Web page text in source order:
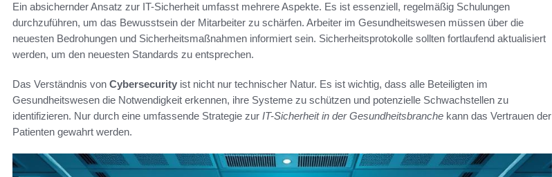
Ein absichernder Ansatz zur IT-Sicherheit umfasst mehrere Aspekte. Es ist essenziell, regelmäßig Schulungen
durchzuführen, um das Bewusstsein der Mitarbeiter zu schärfen. Arbeiter im Gesundheitswesen müssen über die
neuesten Bedrohungen und Sicherheitsmaßnahmen informiert sein. Sicherheitsprotokolle sollten fortlaufend aktualisiert
werden, um den neuesten Standards zu entsprechen.
Das Verständnis von Cybersecurity ist nicht nur technischer Natur. Es ist wichtig, dass alle Beteiligten im
Gesundheitswesen die Notwendigkeit erkennen, ihre Systeme zu schützen und potenzielle Schwachstellen zu
identifizieren. Nur durch eine umfassende Strategie zur IT-Sicherheit in der Gesundheitsbranche kann das Vertrauen der
Patienten gewahrt werden.